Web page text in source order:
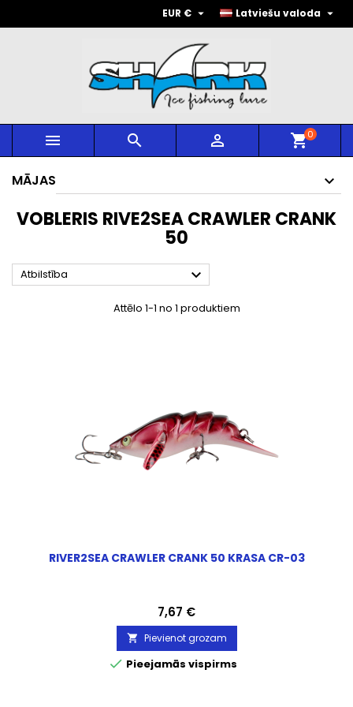
Latviešu valoda 
EUR € 
   shopping_cart0
MĀJAS
VOBLERIS RIVE2SEA CRAWLER CRANK
50
Atbilstība 
Attēlo 1-1 no 1 produktiem
RIVER2SEA CRAWLER CRANK 50 KRASA CR-03
Cena
7,67 €
 Pievienot grozam
 Pieejamās vispirms